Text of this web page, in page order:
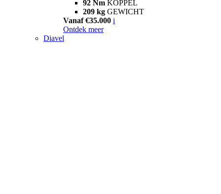
92 Nm KOPPEL
209 kg GEWICHT
Vanaf €35.000 i
Ontdek meer
Diavel